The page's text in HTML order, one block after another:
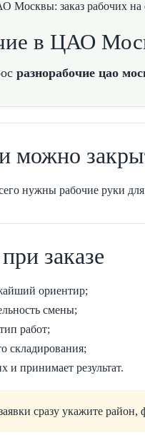
в ЦАО
разнорабочие цао
можно
нужны рабочие руки для
заказе
ориентир;
смены;
работ;
складирования;
и принимает результат.
сразу укажите район,